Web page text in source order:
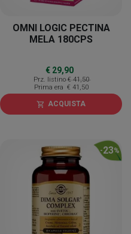
OMNI LOGIC PECTINA
MELA 180CPS
€ 29,90
Prz. listino € 41,50
Prima era € 41,50
shopping_cart ACQUISTA
-23%